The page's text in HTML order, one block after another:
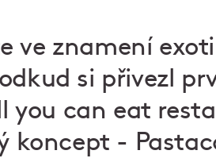
ve znamení
si přivezl
you can eat
koncept -